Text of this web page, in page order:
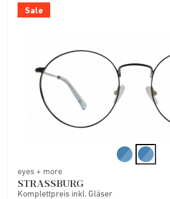
Sale
eyes + more
STRASSBURG
Komplettpreis inkl. Gläser